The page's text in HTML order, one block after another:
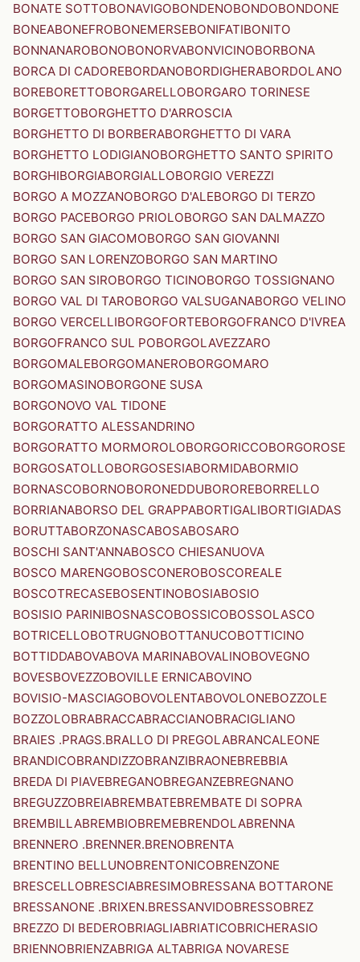
BONATE SOTTOBONAVIGOBONDENOBONDOBONDONE
BONEABONEFROBONEMERSEBONIFATIBONITO
BONNANAROBONOBONORVABONVICINOBORBONA
BORCA DI CADOREBORDANOBORDIGHERABORDOLANO
BOREBORETTOBORGARELLOBORGARO TORINESE
BORGETTOBORGHETTO D'ARROSCIA
BORGHETTO DI BORBERABORGHETTO DI VARA
BORGHETTO LODIGIANOBORGHETTO SANTO SPIRITO
BORGHIBORGIABORGIALLOBORGIO VEREZZI
BORGO A MOZZANOBORGO D'ALEBORGO DI TERZO
BORGO PACEBORGO PRIOLOBORGO SAN DALMAZZO
BORGO SAN GIACOMOBORGO SAN GIOVANNI
BORGO SAN LORENZOBORGO SAN MARTINO
BORGO SAN SIROBORGO TICINOBORGO TOSSIGNANO
BORGO VAL DI TAROBORGO VALSUGANABORGO VELINO
BORGO VERCELLIBORGOFORTEBORGOFRANCO D'IVREA
BORGOFRANCO SUL POBORGOLAVEZZARO
BORGOMALEBORGOMANEROBORGOMARO
BORGOMASINOBORGONE SUSA
BORGONOVO VAL TIDONE
BORGORATTO ALESSANDRINO
BORGORATTO MORMOROLOBORGORICCOBORGOROSE
BORGOSATOLLOBORGOSESIABORMIDABORMIO
BORNASCOBORNOBORONEDDUBOROREBORRELLO
BORRIANABORSO DEL GRAPPABORTIGALIBORTIGIADAS
BORUTTABORZONASCABOSABOSARO
BOSCHI SANT'ANNABOSCO CHIESANUOVA
BOSCO MARENGOBOSCONEROBOSCOREALE
BOSCOTRECASEBOSENTINOBOSIABOSIO
BOSISIO PARINIBOSNASCOBOSSICOBOSSOLASCO
BOTRICELLOBOTRUGNOBOTTANUCOBOTTICINO
BOTTIDDABOVABOVA MARINABOVALINOBOVEGNO
BOVESBOVEZZOBOVILLE ERNICABOVINO
BOVISIO-MASCIAGOBOVOLENTABOVOLONEBOZZOLE
BOZZOLOBRABRACCABRACCIANOBRACIGLIANO
BRAIES .PRAGS.BRALLO DI PREGOLABRANCALEONE
BRANDICOBRANDIZZOBRANZIBRAONEBREBBIA
BREDA DI PIAVEBREGANOBREGANZEBREGNANO
BREGUZZOBREIABREMBATEBREMBATE DI SOPRA
BREMBILLABREMBIOBREMEBRENDOLABRENNA
BRENNERO .BRENNER.BRENOBRENTA
BRENTINO BELLUNOBRENTONICOBRENZONE
BRESCELLOBRESCIABRESIMOBRESSANA BOTTARONE
BRESSANONE .BRIXEN.BRESSANVIDOBRESSOBREZ
BREZZO DI BEDEROBRIAGLIABRIATICOBRICHERASIO
BRIENNOBRIENZABRIGA ALTABRIGA NOVARESE